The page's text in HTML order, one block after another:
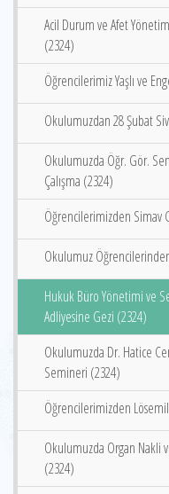
Acil Durum ve Afet
(2324)
Öğrencilerimiz Yaşlı ve
Okulumuzdan 28 Şubat
Okulumuzda Öğr. Gör.
Çalışma (2324)
Öğrencilerimizden Simav
Okulumuz
Hukuk Büro Yönetimi ve
Adliyesine Gezi (2324)
Okulumuzda Dr. Hatice
Semineri (2324)
Öğrencilerimizden
Okulumuzda Organ Nakli
(2324)